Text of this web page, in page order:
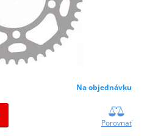
Na objednávku
Porovnať